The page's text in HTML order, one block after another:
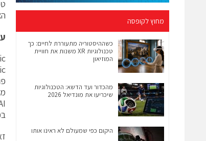
מחוץ לקופסה
כשההיסטוריה מתעוררת לחיים: כך
טכנולוגיות XR משנות את חוויית
המוזיאון
מהכדור ועד הדשא: הטכנולוגיות
שיכריעו את מונדיאל 2026
היקום כפי שמעולם לא ראינו אותו